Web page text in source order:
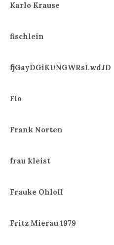
Karlo Krause
fischlein
fjGayDGiKUNGWRsLwdJD
Flo
Frank Norten
frau kleist
Frauke Ohloff
Fritz Mierau 1979